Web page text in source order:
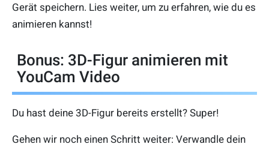
Gerät speichern. Lies weiter, um zu erfahren, wie du es
animieren kannst!
Bonus: 3D-Figur animieren mit
YouCam Video
Du hast deine 3D-Figur bereits erstellt? Super!
Gehen wir noch einen Schritt weiter: Verwandle dein